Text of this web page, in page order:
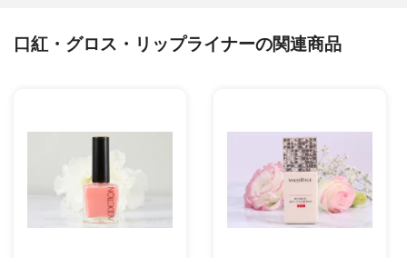
口紅・グロス・リップライナーの関連商品